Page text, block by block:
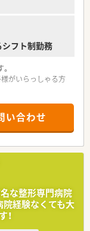
フト制勤務
がいらっしゃる方
い合わせ
な整形専門病院
院経験なくても大
！